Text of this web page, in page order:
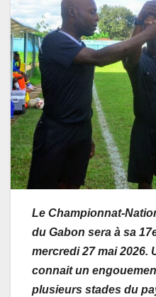
Le Championnat-
du Gabon sera à sa
mercredi 27 mai 2026.
connait un
plusieurs stades du